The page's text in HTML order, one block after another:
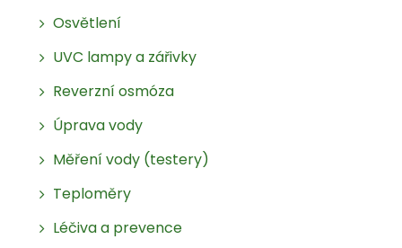
Osvětlení
UVC lampy a zářivky
Reverzní osmóza
Úprava vody
Měření vody (testery)
Teploměry
Léčiva a prevence